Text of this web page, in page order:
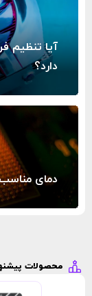
آیا تنظیم
دارد؟
دمای
محصولات